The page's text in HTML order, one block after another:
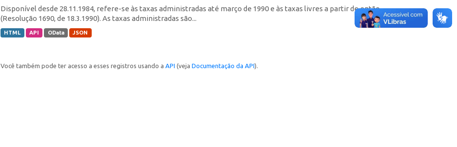
Disponível desde 28.11.1984, refere-se às taxas administradas até março de 1990 e às taxas livres a partir de então
(Resolução 1690, de 18.3.1990). As taxas administradas são...
HTML API OData JSON
Você também pode ter acesso a esses registros usando a API (veja Documentação da API).